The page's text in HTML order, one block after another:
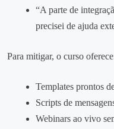
“A parte de
precisei de ajuda
Para mitigar, o curso
Templates prontos
Scripts de
Webinars ao vivo